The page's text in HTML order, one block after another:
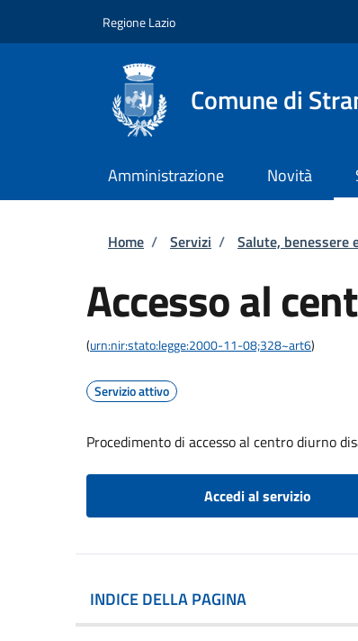
Regione Lazio
Comune di
Amministrazione Novità
Briciole di pane
Home / Servizi / Salute, benessere
Accesso al
(urn:nir:stato:legge:2000-11-08;328~art6)
Servizio attivo
Procedimento di accesso al centro diurno
Accedi al servizio
INDICE DELLA PAGINA